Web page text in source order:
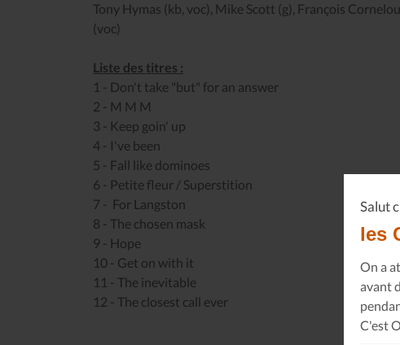
Salut
les
On a
avant
C'est
Tony Hymas (kb, voc), Mike Scott (g), François
(voc)
Liste des titres :
1 - Don't take "but" for an answer
2 - M M M
3 - Keep goin' up
4 - I've been
5 - Fall like dominoes
6 - Petite fleur / Superstition
7 - For Langston
8 - The chosen mask
9 - Hope
10 - Get on with it
11 - The inevitable
12 - The closest call ever